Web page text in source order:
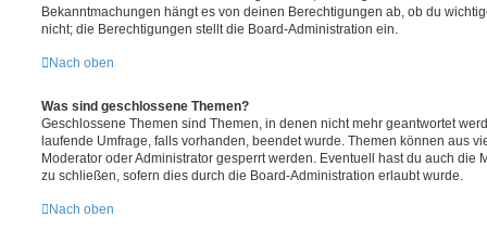
Bekanntmachungen hängt es von deinen Berechtigungen ab, ob du
nicht; die Berechtigungen stellt die Board-Administration ein.
Nach oben
Was sind geschlossene Themen?
Geschlossene Themen sind Themen, in denen nicht mehr geantwortet
laufende Umfrage, falls vorhanden, beendet wurde. Themen können aus
Moderator oder Administrator gesperrt werden. Eventuell hast du auch die
zu schließen, sofern dies durch die Board-Administration erlaubt wurde.
Nach oben